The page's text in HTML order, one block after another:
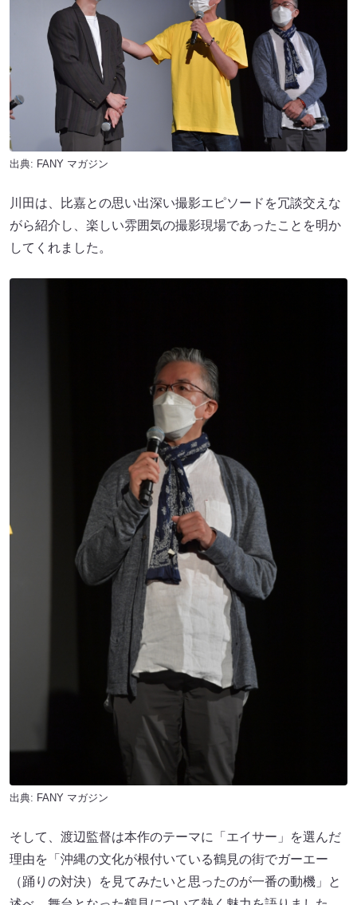
出典: FANY マガジン
川田は、比嘉との思い出深い撮影エピソードを冗談交えな
がら紹介し、楽しい雰囲気の撮影現場であったことを明か
してくれました。
出典: FANY マガジン
そして、渡辺監督は本作のテーマに「エイサー」を選んだ
理由を「沖縄の文化が根付いている鶴見の街でガーエー
（踊りの対決）を見てみたいと思ったのが一番の動機」と